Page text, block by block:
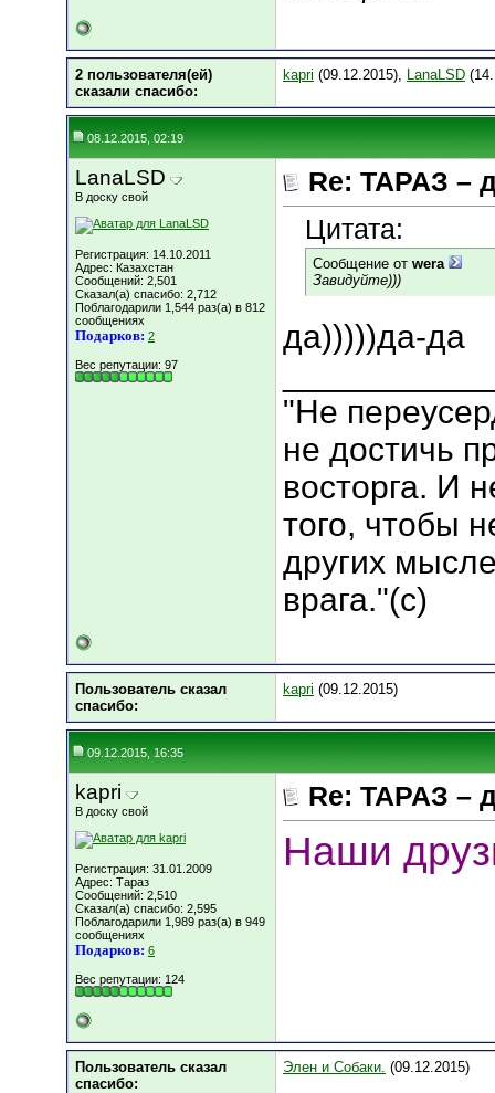
2 пользователя(ей)
сказали cпасибо:
kapri (09.12.2015), LanaLSD
08.12.2015, 02:19
LanaLSD
В доску свой
Регистрация: 14.10.2011
Адрес: Казахстан
Сообщений: 2,501
Сказал(а) спасибо: 2,712
Поблагодарили 1,544 раз(а) в 812
сообщениях
Подарков: 2
Вес репутации: 97
Re: ТАРАЗ –
Цитата:
Сообщение от wera
Завидуйте)))
да)))))да-да
"Не
не достичь
восторга. И
того, чтобы
других
врага."(с)
Пользователь сказал
cпасибо:
kapri (09.12.2015)
09.12.2015, 16:35
kapri
В доску свой
Регистрация: 31.01.2009
Адрес: Тараз
Сообщений: 2,510
Сказал(а) спасибо: 2,595
Поблагодарили 1,989 раз(а) в 949
сообщениях
Подарков: 6
Вес репутации: 124
Re: ТАРАЗ –
Наши
Пользователь сказал
cпасибо:
Элен и Собаки. (09.12.2015)